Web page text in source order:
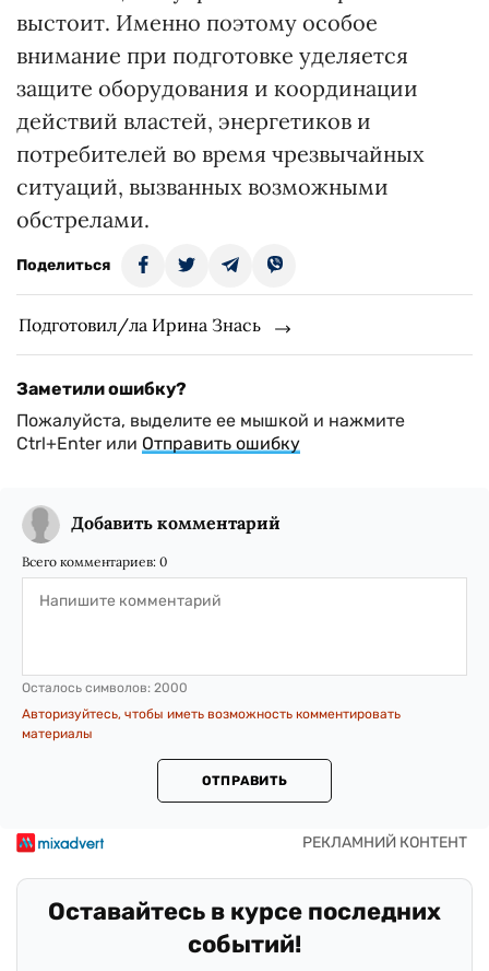
выстоит. Именно поэтому особое
внимание при подготовке уделяется
защите оборудования и координации
действий властей, энергетиков и
потребителей во время чрезвычайных
ситуаций, вызванных возможными
обстрелами.
Поделиться
Подготовил/ла Ирина Знась
Заметили ошибку?
Пожалуйста, выделите ее мышкой и нажмите
Ctrl+Enter или Отправить ошибку
Добавить комментарий
Всего комментариев: 0
Осталось символов: 2000
Авторизуйтесь, чтобы иметь возможность комментировать
материалы
ОТПРАВИТЬ
Оставайтесь в курсе последних
событий!